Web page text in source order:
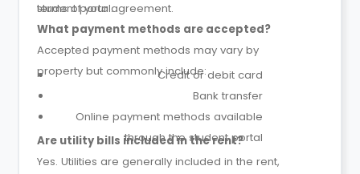
terms of your agreement.
student portal.
What payment methods are accepted?
Accepted payment methods may vary by
property but commonly include:Credit or debit card
Bank transfer
Online payment methods available
through the student portal
Are utility bills included in the rent?
Yes. Utilities are generally included in the rent,